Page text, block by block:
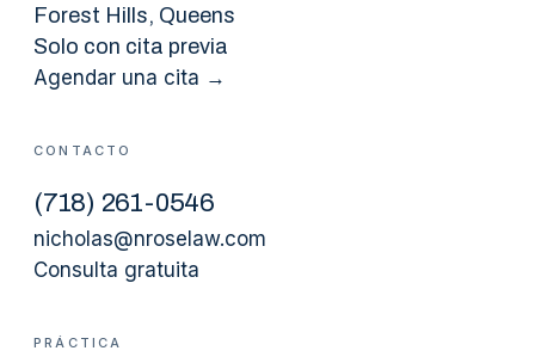
Forest Hills, Queens
Solo con cita previa
Agendar una cita →
CONTACTO
(718) 261-0546
nicholas@nroselaw.com
Consulta gratuita
PRÁCTICA